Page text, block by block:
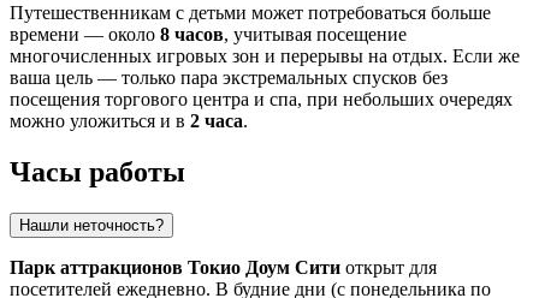
Путешественникам с детьми может потребоваться больше
времени — около 8 часов, учитывая посещение
многочисленных игровых зон и перерывы на отдых. Если же
ваша цель — только пара экстремальных спусков без
посещения торгового центра и спа, при небольших очередях
можно уложиться и в 2 часа.
Часы работы
Нашли неточность?
Парк аттракционов Токио Доум Сити открыт для
посетителей ежедневно. В будние дни (с понедельника по